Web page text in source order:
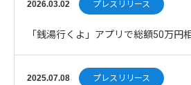
2026.03.02 プレスリリース
「銭湯行くよ」アプリで総額50万円
ンペーンを開催
2025.07.08 プレスリリース